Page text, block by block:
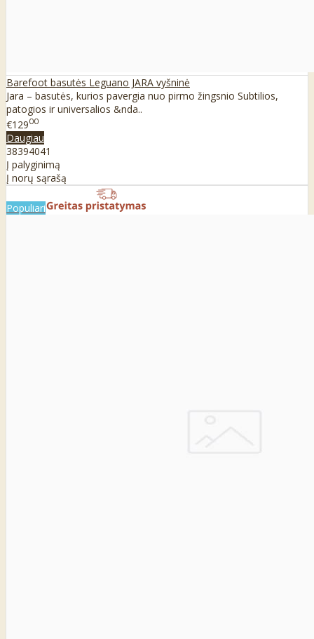
Barefoot basutės Leguano JARA vyšninė
Jara – basutės, kurios pavergia nuo pirmo žingsnio Subtilios,
patogios ir universalios &nda..
€12900
Daugiau
38394041
Į palyginimą
Į norų sąrašą
Populiari